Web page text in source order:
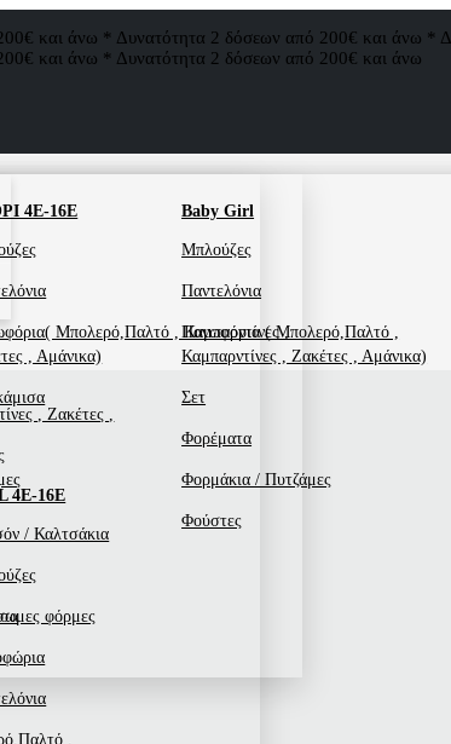
και άνω * Δυνατότητα 2 δόσεων από 200€ και άνω *
και άνω * Δυνατότητα 2 δόσεων από 200€ και άνω
, Ζακέτες ,
4Ε-16Ε
Μπολερό,Παλτό , Καμπαρντίνες ,
, Αμάνικα)
4Ε-16Ε
/ Καλτσάκια
φόρμες
Baby Girl
Μπλούζες
Παντελόνια
Πανωφόρια ( Μπολερό,Παλτό ,
Καμπαρντίνες , Ζακέτες , Αμάνικα)
Σετ
Φορέματα
Φορμάκια / Πυτζάμες
Φούστες
,